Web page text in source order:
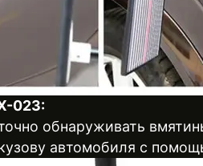
023:
обнаруживать
автомобиля с